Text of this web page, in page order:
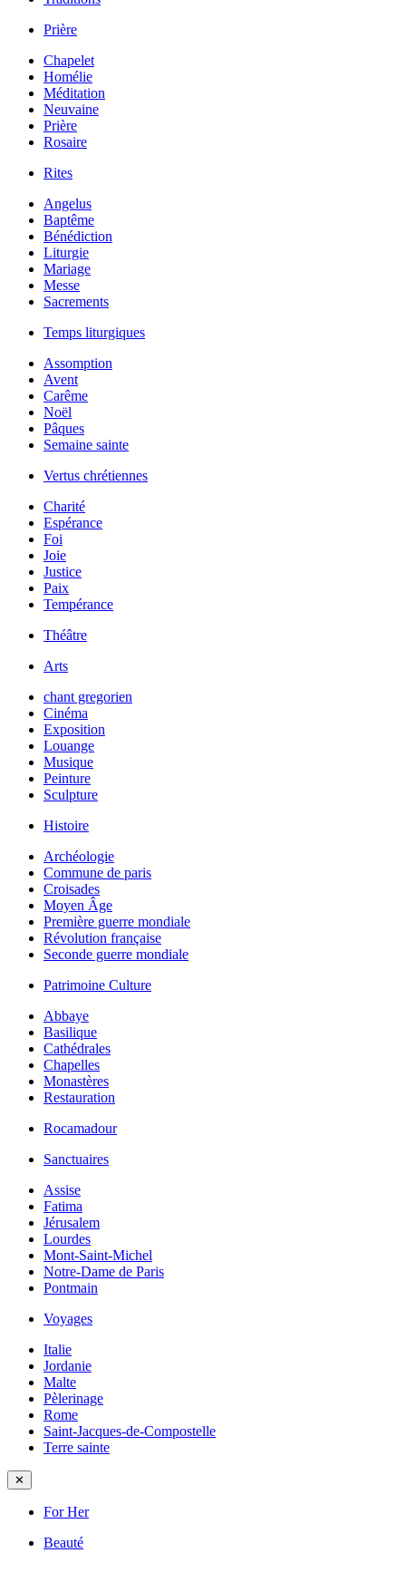
Prière
Chapelet
Homélie
Méditation
Neuvaine
Prière
Rosaire
Rites
Angelus
Baptême
Bénédiction
Liturgie
Mariage
Messe
Sacrements
Temps liturgiques
Assomption
Avent
Carême
Noël
Pâques
Semaine sainte
Vertus chrétiennes
Charité
Espérance
Foi
Joie
Justice
Paix
Tempérance
Théâtre
Arts
chant gregorien
Cinéma
Exposition
Louange
Musique
Peinture
Sculpture
Histoire
Archéologie
Commune de paris
Croisades
Moyen Âge
Première guerre mondiale
Révolution française
Seconde guerre mondiale
Patrimoine Culture
Abbaye
Basilique
Cathédrales
Chapelles
Monastères
Restauration
Rocamadour
Sanctuaires
Assise
Fatima
Jérusalem
Lourdes
Mont-Saint-Michel
Notre-Dame de Paris
Pontmain
Voyages
Italie
Jordanie
Malte
Pèlerinage
Rome
Saint-Jacques-de-Compostelle
Terre sainte
✕
For Her
Beauté